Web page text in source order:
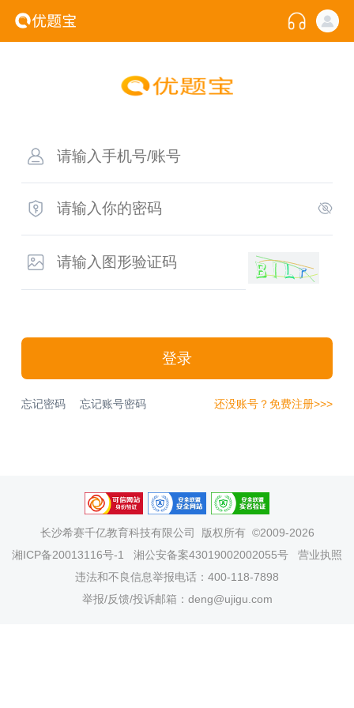
登录
忘记密码 忘记账号密码 还没账号？免费注册>>>
长沙希赛千亿教育科技有限公司
版权所有 ©2009-2026
湘ICP备20013116号-1
湘公安备案43019002002055号
营业执照
违法和不良信息举报电话：400-118-7898
举报/反馈/投诉邮箱：deng@ujigu.com